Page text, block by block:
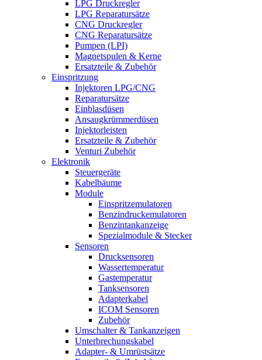
LPG Druckregler
LPG Reparatursätze
CNG Druckregler
CNG Reparatursätze
Pumpen (LPI)
Magnetspulen & Kerne
Ersatzteile & Zubehör
Einspritzung
Injektoren LPG/CNG
Reparatursätze
Einblasdüsen
Ansaugkrümmerdüsen
Injektorleisten
Ersatzteile & Zubehör
Venturi Zubehör
Elektronik
Steuergeräte
Kabelbäume
Module
Einspritzemulatoren
Benzindruckemulatoren
Benzintankanzeige
Spezialmodule & Stecker
Sensoren
Drucksensoren
Wassertemperatur
Gastemperatur
Tanksensoren
Adapterkabel
ICOM Sensoren
Zubehör
Umschalter & Tankanzeigen
Unterbrechungskabel
Adapter- & Umrüstsätze